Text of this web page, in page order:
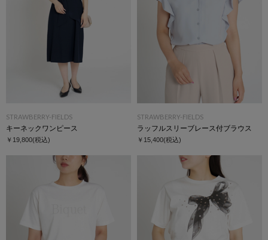
STRAWBERRY-FIELDS
キーネックワンピース
￥19,800(税込)
STRAWBERRY-FIELDS
ラッフルスリーブレース付ブラウス
￥15,400(税込)